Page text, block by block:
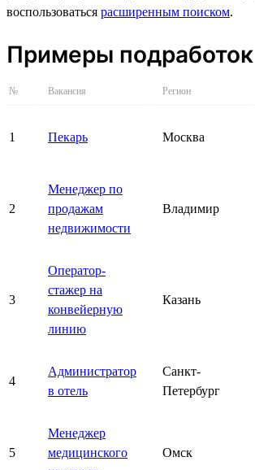
воспользоваться расширенным поиском.
Примеры подработок
№ Вакансия Регион
1 Пекарь Москва
2
Менеджер по
продажам
недвижимости
Владимир
3
Оператор-
стажер на
конвейерную
линию
Казань
4
Администратор
в отель
Санкт-
Петербург
5
Менеджер
медицинского
Омск